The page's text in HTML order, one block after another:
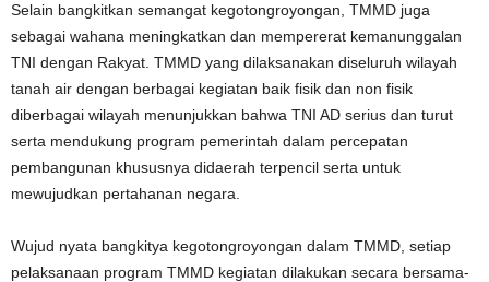
Selain bangkitkan semangat kegotongroyongan, TMMD juga
sebagai wahana meningkatkan dan mempererat kemanunggalan
TNI dengan Rakyat. TMMD yang dilaksanakan diseluruh wilayah
tanah air dengan berbagai kegiatan baik fisik dan non fisik
diberbagai wilayah menunjukkan bahwa TNI AD serius dan turut
serta mendukung program pemerintah dalam percepatan
pembangunan khususnya didaerah terpencil serta untuk
mewujudkan pertahanan negara.
Wujud nyata bangkitya kegotongroyongan dalam TMMD, setiap
pelaksanaan program TMMD kegiatan dilakukan secara bersama-